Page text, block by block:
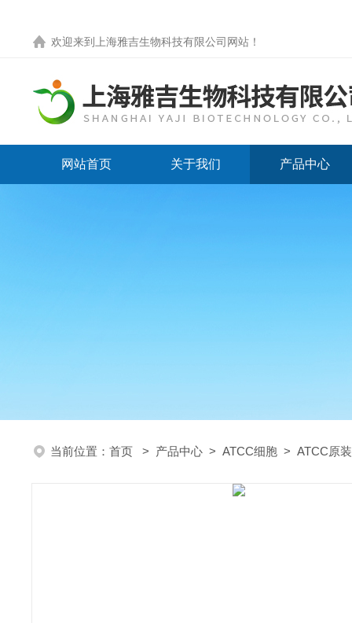
欢迎来到 上海雅吉生物科技有限公司网站 ！
网站首页 关于我们 产品中心
当前位置： 首页 > 产品中心 > ATCC细胞 > ATCC原